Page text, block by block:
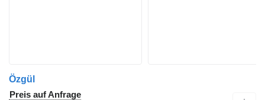
Özgül
Preis auf Anfrage